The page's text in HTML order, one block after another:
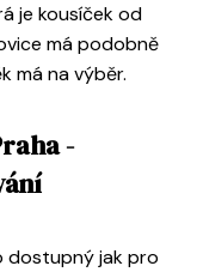
je kousíček od
má podobně
má na výběr.
-
dostupný jak pro